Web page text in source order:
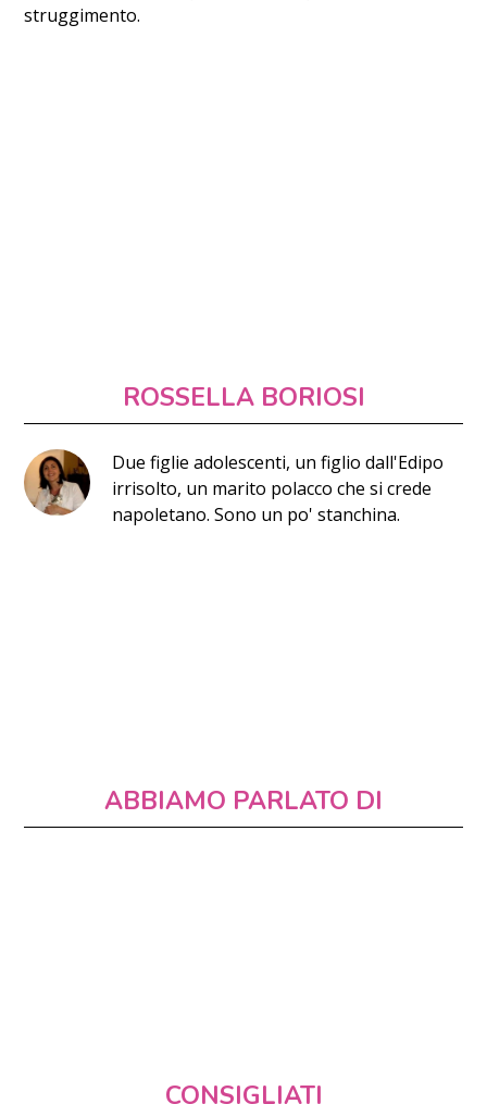
struggimento.
ROSSELLA BORIOSI
Due figlie adolescenti, un figlio dall'Edipo
irrisolto, un marito polacco che si crede
napoletano. Sono un po' stanchina.
ABBIAMO PARLATO DI
CONSIGLIATI